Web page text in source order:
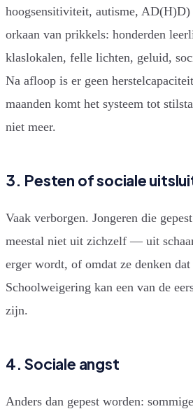
hoogsensitiviteit, autisme, AD(H)D)
orkaan van prikkels: honderden
klaslokalen, felle lichten, geluid,
Na afloop is er geen
maanden komt het systeem tot
niet meer.
3. Pesten of sociale
Vaak verborgen. Jongeren die
meestal niet uit zichzelf — uit
erger wordt, of omdat ze denken
Schoolweigering kan een van de
zijn.
4. Sociale angst
Anders dan gepest worden: